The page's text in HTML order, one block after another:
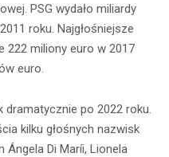
PSG wydało miliardy
roku. Najgłośniejsze
222 miliony euro w 2017
euro.
dramatycznie po 2022 roku.
kilku głośnych nazwisk
Ángela Di Maríi, Lionela